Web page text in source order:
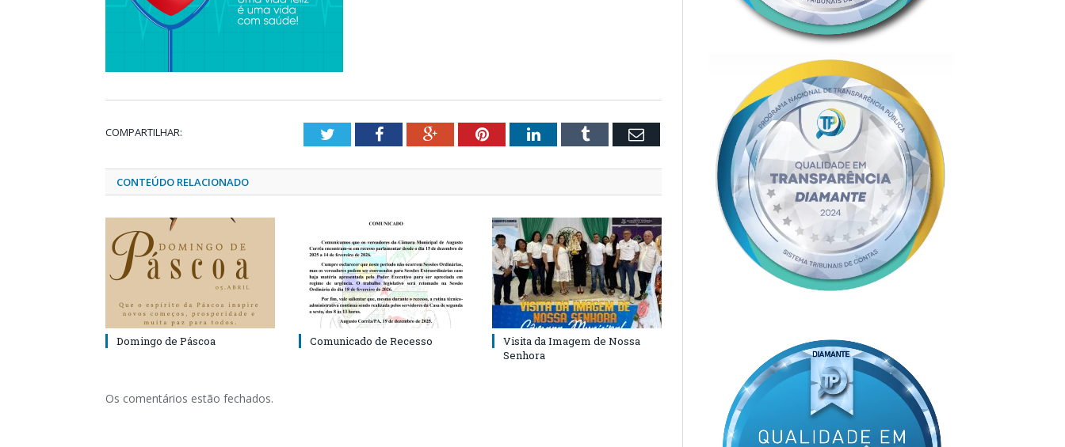
COMPARTILHAR: TwitterFacebookGoogle+PinterestLinkedInTumblr Email
CONTEÚDO RELACIONADO
Domingo de Páscoa Comunicado de Recesso
Visita da Imagem de Nossa
Senhora
Os comentários estão fechados.